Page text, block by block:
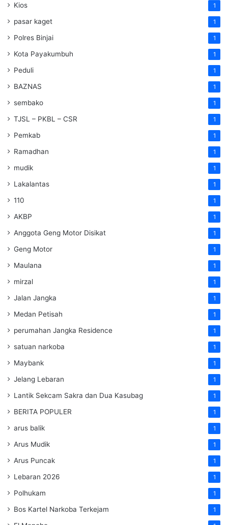
Kios 1
pasar kaget 1
Polres Binjai 1
Kota Payakumbuh 1
Peduli 1
BAZNAS 1
sembako 1
TJSL – PKBL – CSR 1
Pemkab 1
Ramadhan 1
mudik 1
Lakalantas 1
110 1
AKBP 1
Anggota Geng Motor Disikat 1
Geng Motor 1
Maulana 1
mirzal 1
Jalan Jangka 1
Medan Petisah 1
perumahan Jangka Residence 1
satuan narkoba 1
Maybank 1
Jelang Lebaran 1
Lantik Sekcam Sakra dan Dua Kasubag 1
BERITA POPULER 1
arus balik 1
Arus Mudik 1
Arus Puncak 1
Lebaran 2026 1
Polhukam 1
Bos Kartel Narkoba Terkejam 1